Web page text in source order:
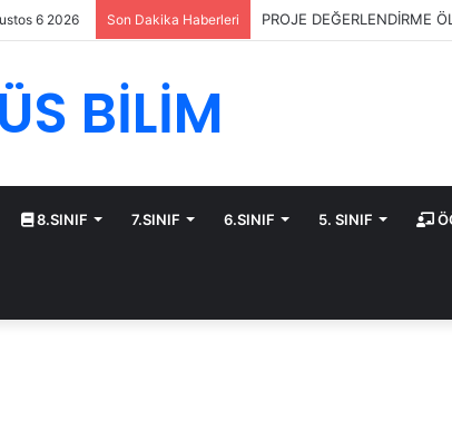
6 2026 Son Dakika Haberleri PROJE DEĞERLENDİRME
BİLİM
8.SINIF 7.SINIF 6.SINIF 5. SINIF